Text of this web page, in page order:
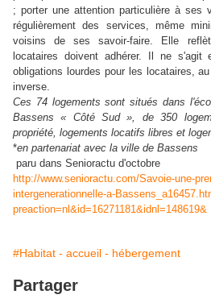
; porter une attention particulière à ses
régulièrement des services, même
voisins de ses savoir-faire. Elle
locataires doivent adhérer. Il ne
obligations lourdes pour les locataires,
inverse.
Ces 74 logements sont situés dans
Bassens « Côté Sud », de 350
propriété, logements locatifs libres et
*en partenariat avec la ville de Bassens
paru dans Senioractu d'octobre
http://www.senioractu.com/Savoie-une-
intergenerationnelle-a-
preaction=nl&id=16271181&idnl=148619&
#Habitat - accueil - hébergement
Partager